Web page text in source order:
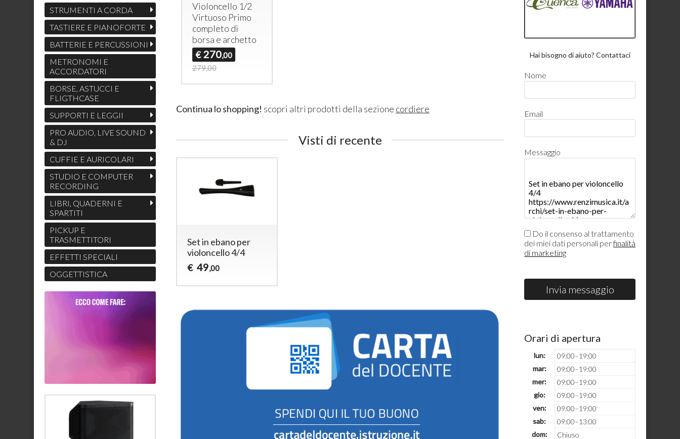
Violoncello 1/2
Virtuoso Primo
completo di
borsa e archetto
€ 270,00
279,00
Continua lo shopping! scopri altri prodotti della sezione cordiere
Visti di recente
Set in ebano per
violoncello 4/4
€ 49,00
STRUMENTI A CORDA
TASTIERE E PIANOFORTE
BATTERIE E PERCUSSIONI
METRONOMI E
ACCORDATORI
BORSE, ASTUCCI E
FLIGTHCASE
SUPPORTI E LEGGII
PRO AUDIO, LIVE SOUND
& DJ
CUFFIE E AURICOLARI
STUDIO E COMPUTER
RECORDING
LIBRI, QUADERNI E
SPARTITI
PICKUP E
TRASMETTITORI
EFFETTI SPECIALI
OGGETTISTICA
Hai bisogno di aiuto? Contattaci
Nome
Email
Messaggio
Do il consenso al trattamento
dei miei dati personali perfinalità
di marketing
Invia messaggio
Orari di apertura
lun:
09:00–19:00
mar:
09:00–19:00
mer:
09:00–19:00
gio:
09:00–19:00
ven:
09:00–19:00
sab:
09:00–13:00
dom:
Chiuso